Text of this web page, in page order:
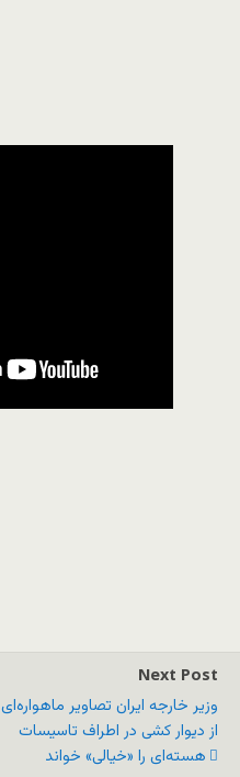
Next Post
وزیر خارجه ایران تصاویر ماهواره‌ای
از دیوار کشی در اطراف تاسیسات
هسته‌ای را «خیالی» خواند